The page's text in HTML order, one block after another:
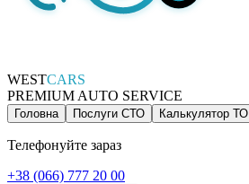
WESTCARS
PREMIUM AUTO SERVICE
Головна Послуги СТО Калькулятор ТО
Телефонуйте зараз
+38 (066) 777 20 00